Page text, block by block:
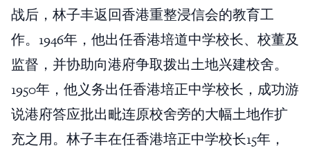
战后，林子丰返回香港重整浸信会的教育工
作。1946年，他出任香港培道中学校长、校董及
监督，并协助向港府争取拨出土地兴建校舍。
1950年，他义务出任香港培正中学校长，成功游
说港府答应批出毗连原校舍旁的大幅土地作扩
充之用。林子丰在任香港培正中学校长15年，